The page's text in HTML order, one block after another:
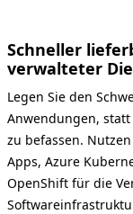
Schneller
verwalteter
Legen Sie den
Anwendungen,
zu befassen.
Apps, Azure
OpenShift für die